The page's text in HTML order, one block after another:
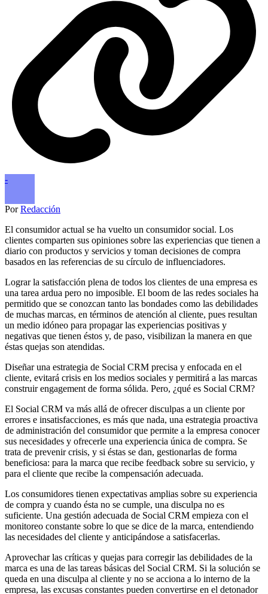
-
PorRedacción
El consumidor actual se ha vuelto un consumidor social. Los
clientes comparten sus opiniones sobre las experiencias que tienen a
diario con productos y servicios y toman decisiones de compra
basados en las referencias de su círculo de influenciadores.
Lograr la satisfacción plena de todos los clientes de una empresa es
una tarea ardua pero no imposible. El boom de las redes sociales ha
permitido que se conozcan tanto las bondades como las debilidades
de muchas marcas, en términos de atención al cliente, pues resultan
un medio idóneo para propagar las experiencias positivas y
negativas que tienen éstos y, de paso, visibilizan la manera en que
éstas quejas son atendidas.
Diseñar una estrategia de Social CRM precisa y enfocada en el
cliente, evitará crisis en los medios sociales y permitirá a las marcas
construir engagement de forma sólida. Pero, ¿qué es Social CRM?
El Social CRM va más allá de ofrecer disculpas a un cliente por
errores e insatisfacciones, es más que nada, una estrategia proactiva
de administración del consumidor que permite a la empresa conocer
sus necesidades y ofrecerle una experiencia única de compra. Se
trata de prevenir crisis, y si éstas se dan, gestionarlas de forma
beneficiosa: para la marca que recibe feedback sobre su servicio, y
para el cliente que recibe la compensación adecuada.
Los consumidores tienen expectativas amplias sobre su experiencia
de compra y cuando ésta no se cumple, una disculpa no es
suficiente. Una gestión adecuada de Social CRM empieza con el
monitoreo constante sobre lo que se dice de la marca, entendiendo
las necesidades del cliente y anticipándose a satisfacerlas.
Aprovechar las críticas y quejas para corregir las debilidades de la
marca es una de las tareas básicas del Social CRM. Si la solución se
queda en una disculpa al cliente y no se acciona a lo interno de la
empresa, las excusas constantes pueden convertirse en el detonador